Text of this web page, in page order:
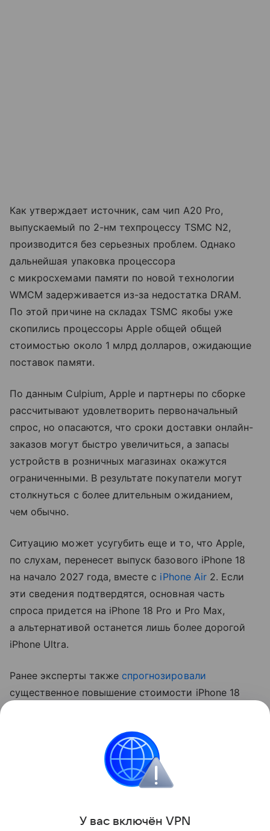
Как утверждает источник, сам чип A20 Pro,
выпускаемый по 2-нм техпроцессу TSMC N2,
производится без серьезных проблем. Однако
дальнейшая упаковка процессора
с микросхемами памяти по новой технологии
WMCM задерживается из-за недостатка DRAM.
По этой причине на складах TSMC якобы уже
скопились процессоры Apple общей общей
стоимостью около 1 млрд долларов, ожидающие
поставок памяти.
По данным Culpium, Apple и партнеры по сборке
рассчитывают удовлетворить первоначальный
спрос, но опасаются, что сроки доставки онлайн-
заказов могут быстро увеличиться, а запасы
устройств в розничных магазинах окажутся
ограниченными. В результате покупатели могут
столкнуться с более длительным ожиданием,
чем обычно.
Ситуацию может усугубить еще и то, что Apple,
по слухам, перенесет выпуск базового iPhone 18
на начало 2027 года, вместе с iPhone Air2. Если
эти сведения подтвердятся, основная часть
спроса придется на iPhone 18 Pro и Pro Max,
а альтернативой останется лишь более дорогой
iPhone Ultra.
Ранее эксперты также спрогнозировали
существенное повышение стоимости iPhone 18
Поделиться
У вас включён VPN